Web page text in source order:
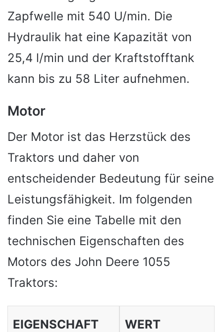
Zapfwelle mit 540 U/min. Die
Hydraulik hat eine Kapazität von
25,4 l/min und der Kraftstofftank
kann bis zu 58 Liter aufnehmen.
Motor
Der Motor ist das Herzstück des
Traktors und daher von
entscheidender Bedeutung für seine
Leistungsfähigkeit. Im folgenden
finden Sie eine Tabelle mit den
technischen Eigenschaften des
Motors des John Deere 1055
Traktors:
EIGENSCHAFT WERT